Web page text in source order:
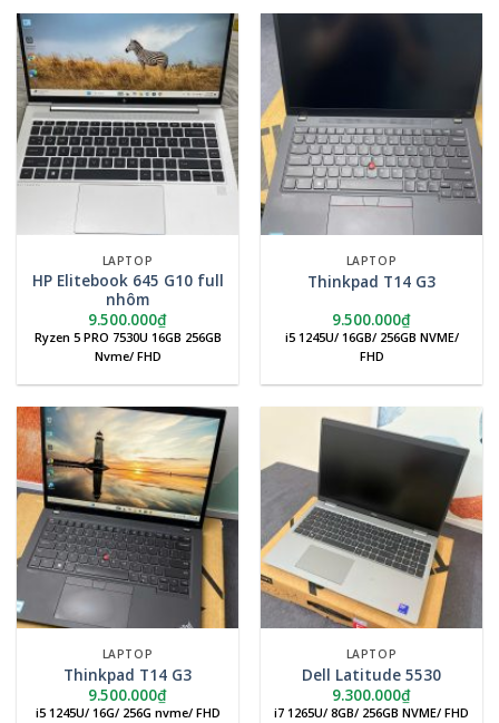
LAPTOP
HP Elitebook 645 G10 full
nhôm
9.500.000₫
Ryzen 5 PRO 7530U 16GB 256GB
Nvme/ FHD
LAPTOP
Thinkpad T14 G3
9.500.000₫
i5 1245U/ 16GB/ 256GB NVME/
FHD
LAPTOP
Thinkpad T14 G3
9.500.000₫
i5 1245U/ 16G/ 256G nvme/ FHD
LAPTOP
Dell Latitude 5530
9.300.000₫
i7 1265U/ 8GB/ 256GB NVME/ FHD